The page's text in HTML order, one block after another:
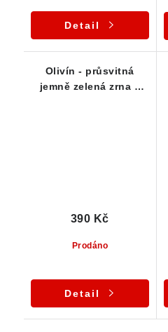
Detail
Olivín - průsvitná
jemně zelená zrna v
Prodáno
390 Kč
Detail